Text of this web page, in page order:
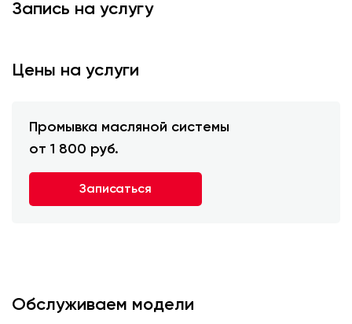
Запись на услугу
Цены на услуги
Промывка масляной системы
от 1 800 руб.
Записаться
Обслуживаем модели